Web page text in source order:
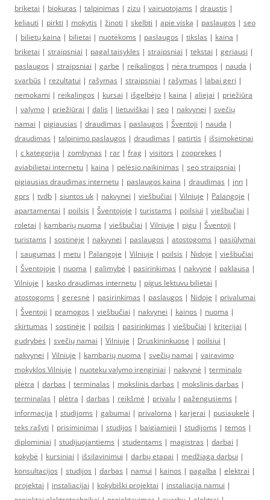
briketai | biokuras | talpinimas | zizu | vairuotojams | draustis |
keliauti | pirkti | mokytis | žinoti | skelbti | apie viską | paslaugos | seo
| bilietų kaina | bilietai | nuotėkoms | paslaugos | tikslas | kaina |
briketai | straipsniai | pagal taisykles | straipsniai | tekstai | geriausi |
paslaugos | straipsniai | garbe | reikalingos | nėra trumpos | nauda |
svarbūs | rezultatui | rašymas | straipsniai | rašymas | labai geri |
nemokami | reikalingos | kursai | išgelbėjo | kaina | aliejai | priežiūra
| valymo | priežiūrai | dalis | lietuviškai | seo | nakvynei | svečių
namai | pigiausias | draudimas | paslaugos | Šventoji | nauda |
draudimas | talpinimo paslaugos | draudimas | patirtis | išsimokėtinai
| c kategorija | zombynas | rar | frag | visitors | zooprekes |
aviabilietai internetu | kaina | pelėsio naikinimas | seo straipsniai |
pigiausias draudimas internetu | paslaugos kaina | draudimas | jnn |
gprs | tvdb | siuntos uk | nakvynei | viešbučiai | Vilniuje | Palangoje |
apartamentai | poilsis | Šventojoje | turistams | poilsiui | viešbučiai |
roletai | kambarių nuoma | viešbučiai | Vilniuje | pigu | Šventoji |
turistams | sostinėje | nakvynei | paslaugos | atostogoms | pasiūlymai
| saugumas | metu | Palangoje | Vilniuje | poilsis | Nidoje | viešbučiai
| Šventojoje | nuoma | galimybė | pasirinkimas | nakvynė | paklausa |
Vilniuje | kasko draudimas internetu | pigus lektuvu bilietai |
atostogoms | geresnė | pasirinkimas | paslaugos | Nidoje | privalumai
| Šventoji | pramogos | viešbučiai | nakvynei | kainos | nuoma |
skirtumas | sostinėje | poilsis | pasirinkimas | viešbučiai | kriterijai |
gudrybės | svečių namai | Vilniuje | Druskininkuose | poilsiui |
nakvynei | Vilniuje | kambarių nuoma | svečių namai | vairavimo
mokyklos Vilniuje | nuoteku valymo irenginiai | nakvynė | terminalo
plėtra | darbas | terminalas | mokslinis darbas | mokslinis darbas |
terminalas | plėtra | darbas | reikšmė | privalu | pažengusiems |
informacija | studijoms | gabumai | privaloma | karjerai | pusiaukelė |
teks rašyti | prisiminimai | studijos | baigiamieji | studijoms | temos |
diplominiai | studijuojantiems | studentams | magistras | darbai |
kokybė | kursiniai | išsilavinimui | darbų etapai | medžiaga darbui |
konsultacijos | studijos | darbas | namui | kainos | pagalba | elektrai |
projektai | instaliacijai | kokybiški projektai | instaliacija namui |